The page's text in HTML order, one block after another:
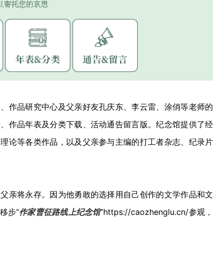
作品研究中心及父亲好友孔庆东、李云雷、涂俏等老师的
作品年表及分类下载、活动通告留言版。纪念馆提供了经
论等各类作品，以及父亲参与主编的打工者杂志、纪录片
亲将永存。因为他勇敢的选择用自己创作的文学作品和文
步“作家曹征路线上纪念馆”https://caozhenglu.cn/参观，